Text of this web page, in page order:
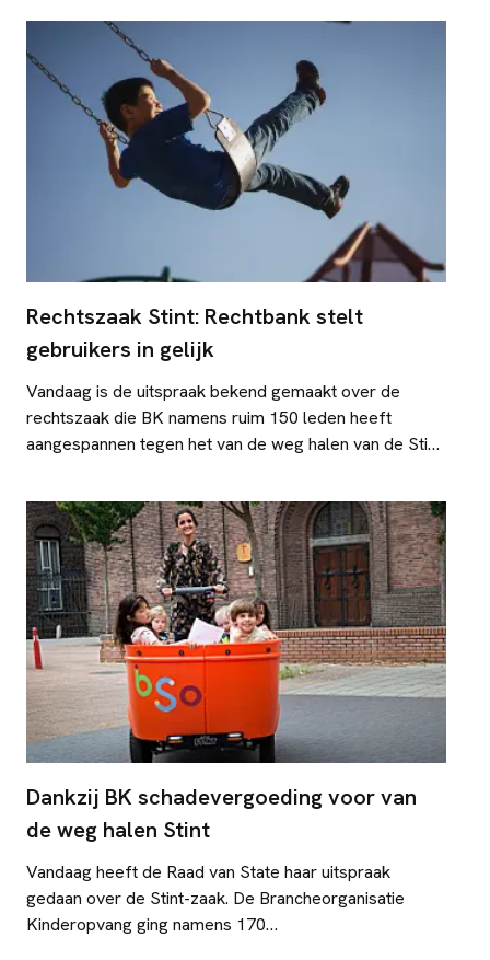
Rechtszaak Stint: Rechtbank stelt
gebruikers in gelijk
Vandaag is de uitspraak bekend gemaakt over de
rechtszaak die BK namens ruim 150 leden heeft
aangespannen tegen het van de weg halen van de Stint.
de hoofdlijn is dat de Minister haar besluit om de Stint
Dankzij BK schadevergoeding voor van
de weg halen Stint
Vandaag heeft de Raad van State haar uitspraak
gedaan over de Stint-zaak. De Brancheorganisatie
Kinderopvang ging namens 170